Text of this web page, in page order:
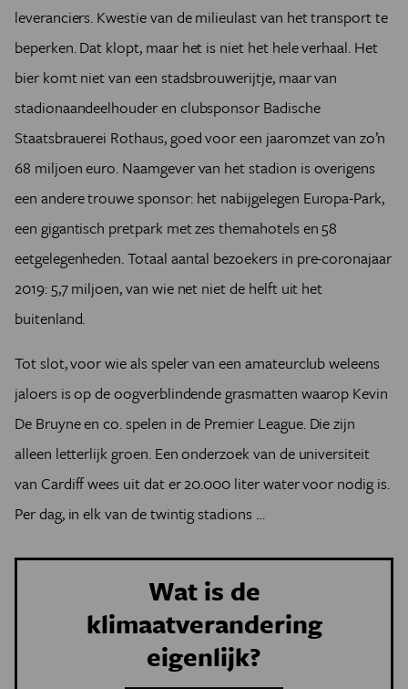
leveranciers. Kwestie van de milieulast van het transport te
beperken. Dat klopt, maar het is niet het hele verhaal. Het
bier komt niet van een stadsbrouwerijtje, maar van
stadionaandeelhouder en clubsponsor Badische
Staatsbrauerei Rothaus, goed voor een jaaromzet van zo’n
68 miljoen euro. Naamgever van het stadion is overigens
een andere trouwe sponsor: het nabijgelegen Europa-Park,
een gigantisch pretpark met zes themahotels en 58
eetgelegenheden. Totaal aantal bezoekers in pre-coronajaar
2019: 5,7 miljoen, van wie net niet de helft uit het
buitenland.
Tot slot, voor wie als speler van een amateurclub weleens
jaloers is op de oogverblindende grasmatten waarop Kevin
De Bruyne en co. spelen in de Premier League. Die zijn
alleen letterlijk groen. Een onderzoek van de universiteit
van Cardiff wees uit dat er 20.000 liter water voor nodig is.
Per dag, in elk van de twintig stadions …
Wat is de
klimaatverandering
eigenlijk?